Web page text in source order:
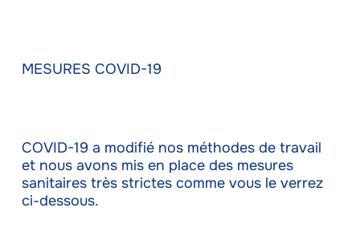
MESURES COVID-19
COVID-19 a modifié nos méthodes de travail
et nous avons mis en place des mesures
sanitaires très strictes comme vous le verrez
ci-dessous.